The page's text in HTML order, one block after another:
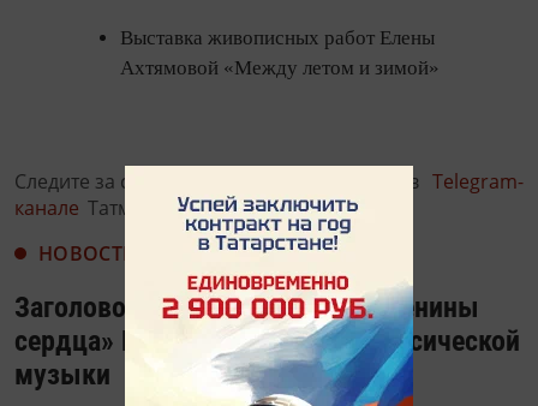
Выставка живописных работ Елены
Ахтямовой «Между летом и зимой»
Следите за самым важным и интересным в Telegram-
канале Татмедиа
НОВОСТИ
Заголовок: «Майский день… именины
сердца» Концерт камерной классической
музыки